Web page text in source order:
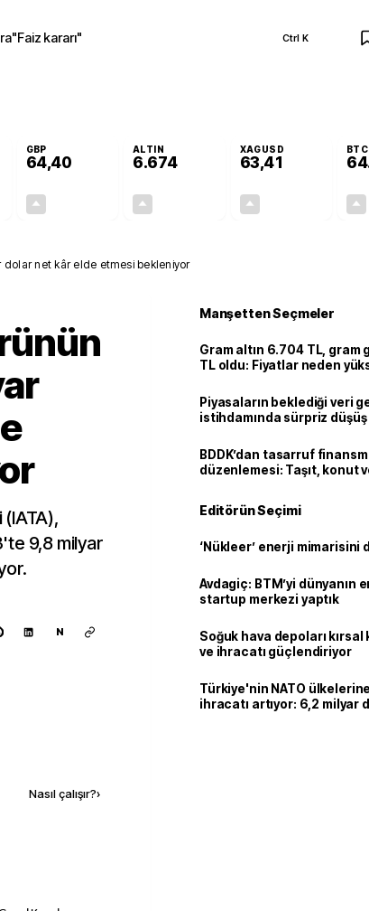
"Faiz kararı" Ctrl K
GBP
64,40
ALTIN
6.674
XAGUSD
63,41
BTC
net kâr elde etmesi bekleniyor
(IATA),
9,8 milyar
N
Nasıl çalışır?›
Manşetten Seçmeler
Gram altın 6.704 TL, gram
TL oldu: Fiyatlar neden
Piyasaların beklediği veri
istihdamında sürpriz düşüş
BDDK’dan tasarruf
düzenlemesi: Taşıt, konut
Editörün Seçimi
‘Nükleer’ enerji mimarisini
Avdagiç: BTM’yi dünyanın
startup merkezi yaptık
Soğuk hava depoları kırsal
ve ihracatı güçlendiriyor
Türkiye'nin NATO
ihracatı artıyor: 6,2 milyar